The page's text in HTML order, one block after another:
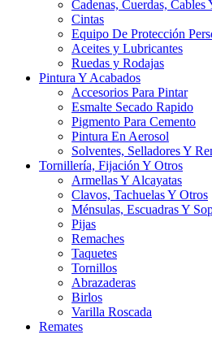
Cadenas, Cuerdas, Cables
Cintas
Equipo De Protección
Aceites y Lubricantes
Ruedas y Rodajas
Pintura Y Acabados
Accesorios Para Pintar
Esmalte Secado Rapido
Pigmento Para Cemento
Pintura En Aerosol
Solventes, Selladores Y
Tornillería, Fijación Y Otros
Armellas Y Alcayatas
Clavos, Tachuelas Y Otros
Ménsulas, Escuadras Y
Pijas
Remaches
Taquetes
Tornillos
Abrazaderas
Birlos
Varilla Roscada
Remates